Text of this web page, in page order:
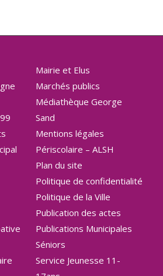
Mairie et Elus
Marchés publics
Médiathèque George
Sand
Mentions légales
Périscolaire – ALSH
Plan du site
Politique de confidentialité
Politique de la Ville
Publication des actes
Publications Municipales
Séniors
Service Jeunesse 11-